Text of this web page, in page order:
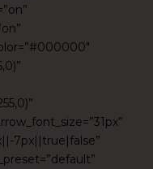
7px||true|false”